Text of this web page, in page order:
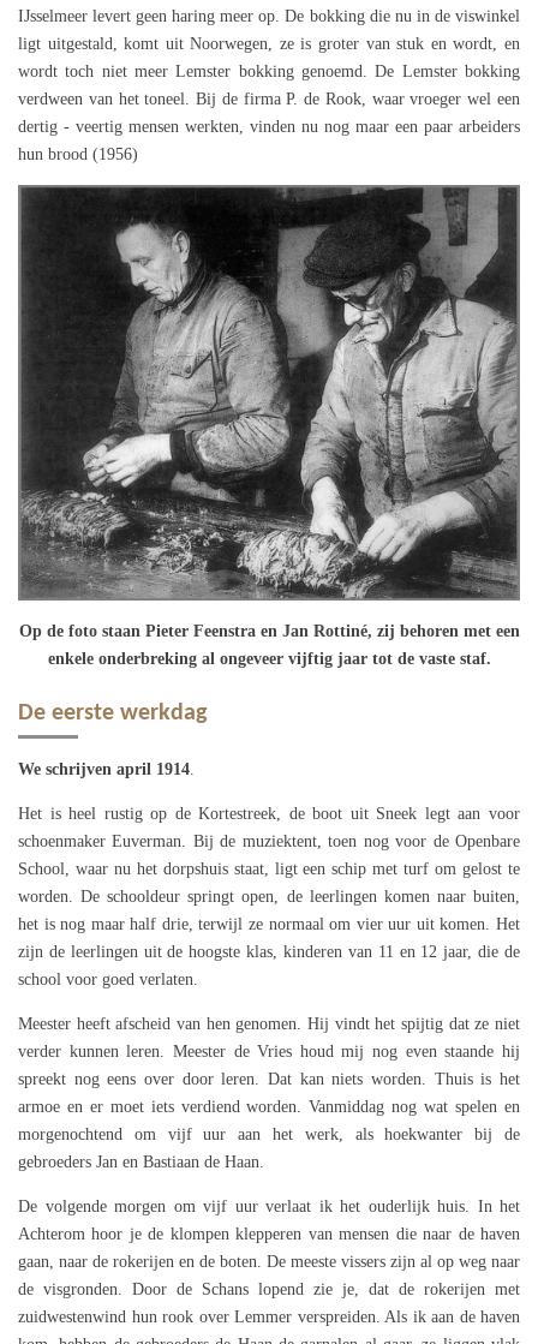
IJsselmeer levert geen haring meer op. De bokking die nu in de viswinkel
ligt uitgestald, komt uit Noorwegen, ze is groter van stuk en wordt, en
wordt toch niet meer Lemster bokking genoemd. De Lemster bokking
verdween van het toneel. Bij de firma P. de Rook, waar vroeger wel een
dertig - veertig mensen werkten, vinden nu nog maar een paar arbeiders
hun brood (1956)
Op de foto staan Pieter Feenstra en Jan Rottiné, zij behoren met een
enkele onderbreking al ongeveer vijftig jaar tot de vaste staf.
De eerste werkdag
We schrijven april 1914
Het is heel rustig op de Kortestreek, de boot uit Sneek legt aan voor
schoenmaker Euverman. Bij de muziektent, toen nog voor de Openbare
School, waar nu het dorpshuis staat, ligt een schip met turf om gelost te
worden. De schooldeur springt open, de leerlingen komen naar buiten,
het is nog maar half drie, terwijl ze normaal om vier uur uit komen. Het
zijn de leerlingen uit de hoogste klas, kinderen van 11 en 12 jaar, die de
school voor goed verlaten.
Meester heeft afscheid van hen genomen. Hij vindt het spijtig dat ze niet
verder kunnen leren. Meester de Vries houd mij nog even staande hij
spreekt nog eens over door leren. Dat kan niets worden. Thuis is het
armoe en er moet iets verdiend worden. Vanmiddag nog wat spelen en
morgenochtend om vijf uur aan het werk, als hoekwanter bij de
gebroeders Jan en Bastiaan de Haan.
De volgende morgen om vijf uur verlaat ik het ouderlijk huis. In het
Achterom hoor je de klompen klepperen van mensen die naar de haven
gaan, naar de rokerijen en de boten. De meeste vissers zijn al op weg naar
de visgronden. Door de Schans lopend zie je, dat de rokerijen met
zuidwestenwind hun rook over Lemmer verspreiden. Als ik aan de haven